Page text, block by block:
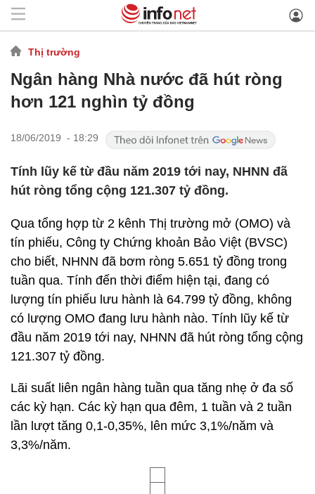
Thị trường
Ngân hàng Nhà nước đã hút ròng
hơn 121 nghìn tỷ đồng
18/06/2019 - 18:29
Tính lũy kế từ đầu năm 2019 tới nay, NHNN đã
hút ròng tổng cộng 121.307 tỷ đồng.
Qua tổng hợp từ 2 kênh Thị trường mở (OMO) và
tín phiếu, Công ty Chứng khoản Bảo Việt (BVSC)
cho biết, NHNN đã bơm ròng 5.651 tỷ đồng trong
tuần qua. Tính đến thời điểm hiện tại, đang có
lượng tín phiếu lưu hành là 64.799 tỷ đồng, không
có lượng OMO đang lưu hành nào. Tính lũy kế từ
đầu năm 2019 tới nay, NHNN đã hút ròng tổng cộng
121.307 tỷ đồng.
Lãi suất liên ngân hàng tuần qua tăng nhẹ ở đa số
các kỳ hạn. Các kỳ hạn qua đêm, 1 tuần và 2 tuần
lần lượt tăng 0,1-0,35%, lên mức 3,1%/năm và
3,3%/năm.